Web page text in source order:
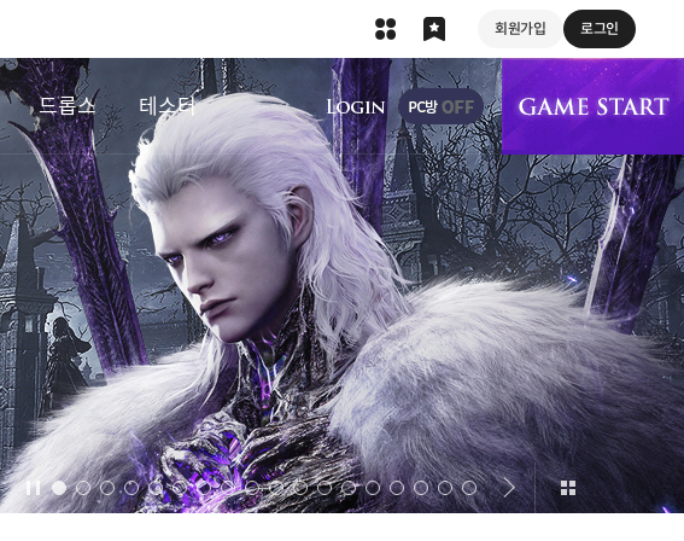
회원가입 로그인
드롭스 테스터
상단 메뉴